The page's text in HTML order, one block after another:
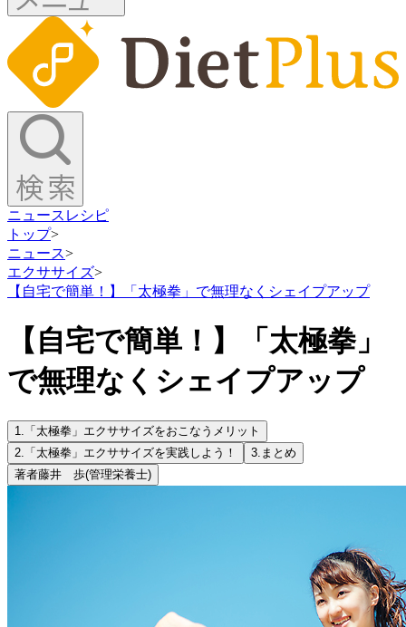
ニュース レシピ
トップ>
ニュース>
エクササイズ>
【自宅で簡単！】「太極拳」で無理なくシェイプアップ
【自宅で簡単！】「太極拳」
で無理なくシェイプアップ
1. 「太極拳」エクササイズをおこなうメリット
2. 「太極拳」エクササイズを実践しよう！ 3. まとめ
著者藤井 歩(管理栄養士)